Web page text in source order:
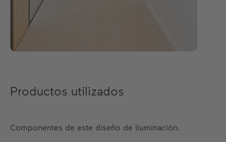
Productos utilizados
Componentes de este diseño de iluminación.